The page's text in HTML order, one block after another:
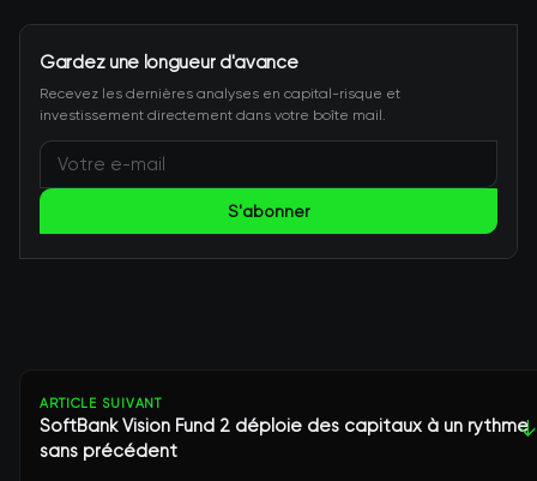
Gardez une longueur d'avance
Recevez les dernières analyses en capital-risque et
investissement directement dans votre boîte mail.
S'abonner
ARTICLE SUIVANT
SoftBank Vision Fund 2 déploie des capitaux à un rythme
sans précédent
↓